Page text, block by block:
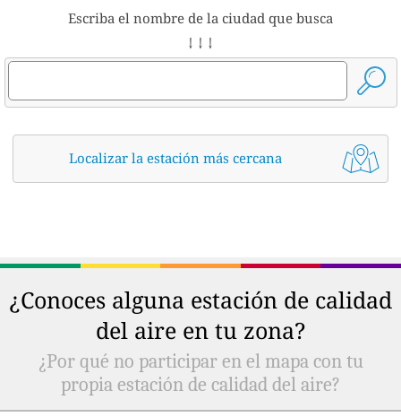
Escriba el nombre de la ciudad que busca
↓ ↓ ↓
Localizar la estación más cercana
¿Conoces alguna estación de calidad
del aire en tu zona?
¿Por qué no participar en el mapa con tu
propia estación de calidad del aire?